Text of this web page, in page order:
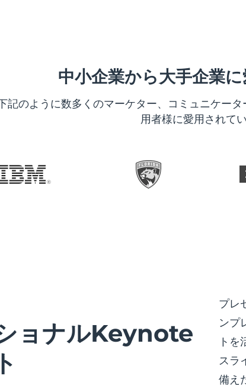
中小企業から大手企業
記のように数多くのマーケター、コミュニケー
用者様に愛用されてい
ョナルKeynote
プレ
ンプ
トを
スラ
備え